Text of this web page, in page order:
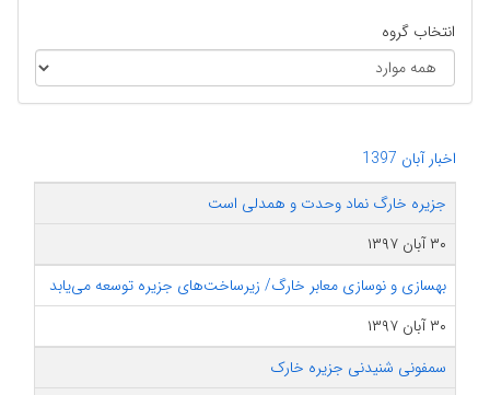
انتخاب گروه
اخبار آبان 1397
جزیره خارگ نماد وحدت و همدلی است
۳۰ آبان ۱۳۹۷
بهسازی و نوسازی معابر خارگ/ زیرساخت‌های جزیره توسعه می‌یابد
۳۰ آبان ۱۳۹۷
سمفونی شنیدنی جزیره خارک